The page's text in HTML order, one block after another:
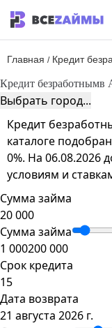
Главная / Кредит
Кредит безработнымв
Выбрать город...
Кредит
каталоге
0%. На 06.08.2026
условиям и
Сумма займа
Сумма займа
1 000200 000
Срок кредита
Дата возврата
21 августа 2026 г.